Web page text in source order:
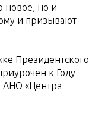
новое, но и
и призывают
Президентского
к Году
АНО «Центра